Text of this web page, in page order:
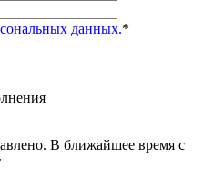
данных.*
В ближайшее время с